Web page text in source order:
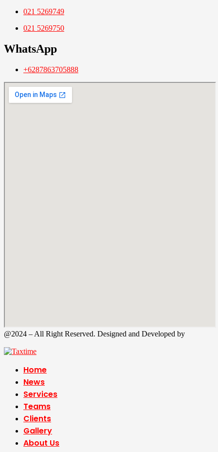
021 5269749
021 5269750
WhatsApp
+6287863705888
@2024 – All Right Reserved. Designed and Developed by
Home
News
Services
Teams
Clients
Gallery
About Us